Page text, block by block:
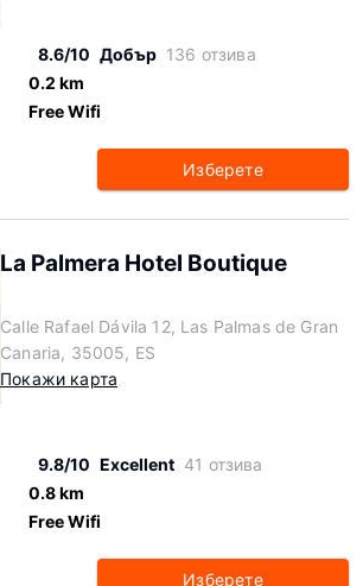
8.6/10 Добър 136 отзива
0.2 km
Free Wifi
Изберете
La Palmera Hotel Boutique
Calle Rafael Dávila 12, Las Palmas de Gran
Canaria, 35005, ES
Покажи карта
9.8/10 Excellent 41 отзива
0.8 km
Free Wifi
Изберете